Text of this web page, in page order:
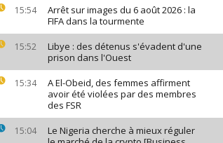
15:54
Arrêt sur images du 6 août 2026 : la
FIFA dans la tourmente
15:52
Libye : des détenus s'évadent d'une
prison dans l'Ouest
15:34
A El-Obeid, des femmes affirment
avoir été violées par des membres
des FSR
15:04
Le Nigeria cherche à mieux réguler